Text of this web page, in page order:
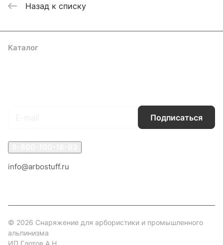
Назад к списку
Каталог
Подписаться
info@arbostuff.ru
© 2026 Снаряжение для арбористики и промышленного
альпинизма
ИП Глотов А.Н.